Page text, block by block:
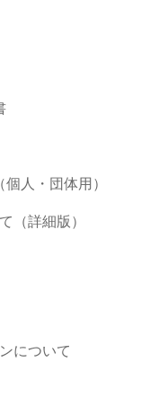
人・団体用）
（詳細版）
について